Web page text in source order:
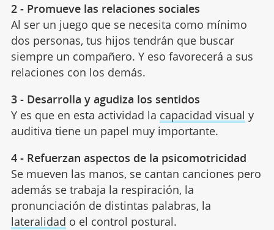
2 - Promueve las relaciones sociales
Al ser un juego que se necesita como mínimo
dos personas, tus hijos tendrán que buscar
siempre un compañero. Y eso favorecerá a sus
relaciones con los demás.
3 - Desarrolla y agudiza los sentidos
Y es que en esta actividad la capacidad visual y
auditiva tiene un papel muy importante.
4 - Refuerzan aspectos de la psicomotricidad
Se mueven las manos, se cantan canciones pero
además se trabaja la respiración, la
pronunciación de distintas palabras, la
lateralidad o el control postural.